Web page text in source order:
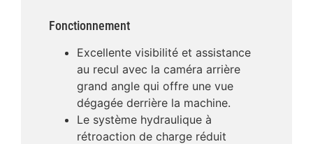
Fonctionnement
Excellente visibilité et assistance
au recul avec la caméra arrière
grand angle qui offre une vue
dégagée derrière la machine.
Le système hydraulique à
rétroaction de charge réduit